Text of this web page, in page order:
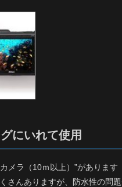
にいれて使用
メラ（10ｍ以上）”があります
さんありますが、防水性の問